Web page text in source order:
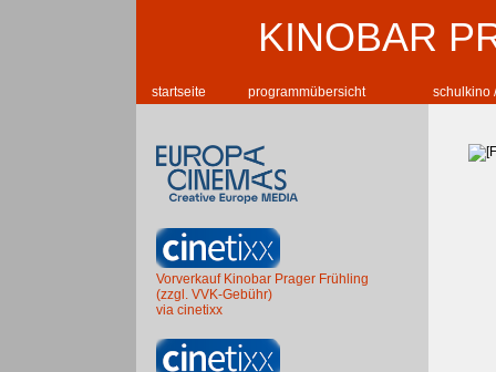
KINOBAR
startseite programmübersicht schulkino
Vorverkauf Kinobar Prager Frühling
(zzgl. VVK-Gebühr)
via cinetixx